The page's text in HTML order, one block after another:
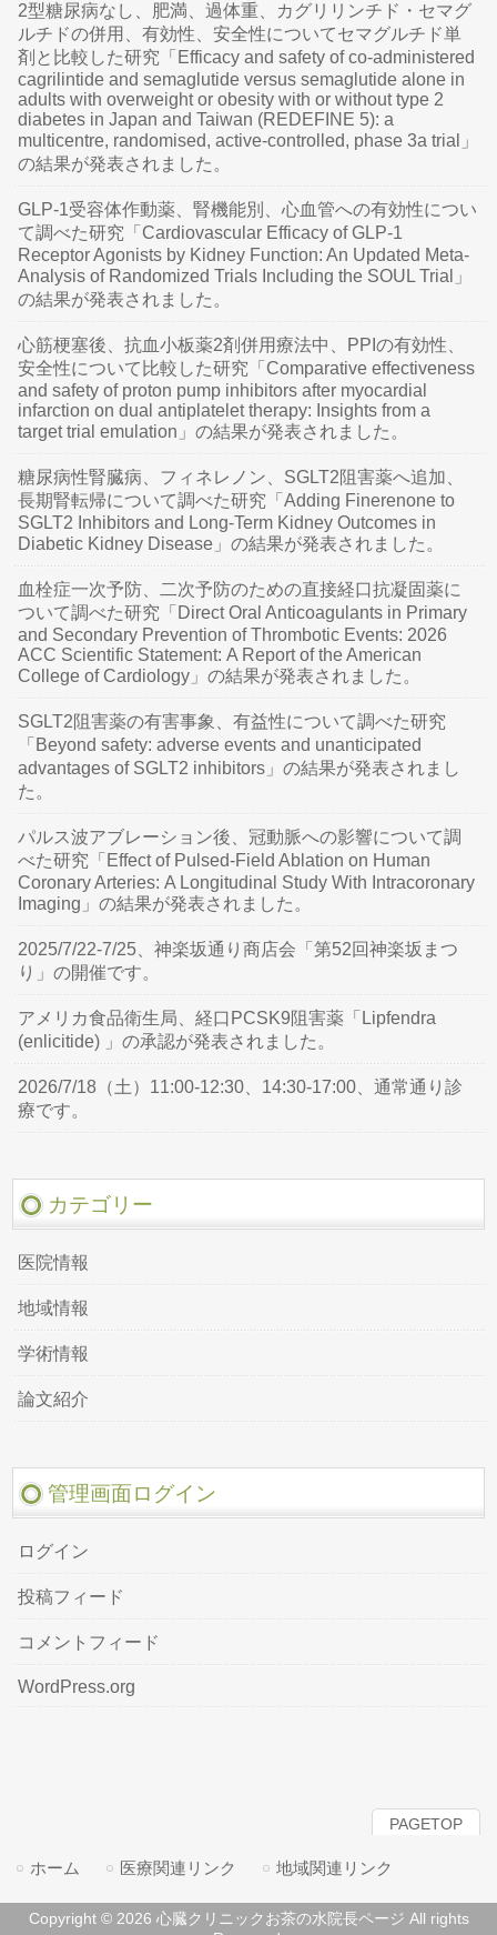
2型糖尿病なし、肥満、過体重、カグリリンチド・セマグ
ルチドの併用、有効性、安全性についてセマグルチド単
剤と比較した研究「Efficacy and safety of co-administered
cagrilintide and semaglutide versus semaglutide alone in
adults with overweight or obesity with or without type 2
diabetes in Japan and Taiwan (REDEFINE 5): a
multicentre, randomised, active-controlled, phase 3a trial」
の結果が発表されました。
GLP-1受容体作動薬、腎機能別、心血管への有効性につい
て調べた研究「Cardiovascular Efficacy of GLP-1
Receptor Agonists by Kidney Function: An Updated Meta-
Analysis of Randomized Trials Including the SOUL Trial」
の結果が発表されました。
心筋梗塞後、抗血小板薬2剤併用療法中、PPIの有効性、
安全性について比較した研究「Comparative effectiveness
and safety of proton pump inhibitors after myocardial
infarction on dual antiplatelet therapy: Insights from a
target trial emulation」の結果が発表されました。
糖尿病性腎臓病、フィネレノン、SGLT2阻害薬へ追加、
長期腎転帰について調べた研究「Adding Finerenone to
SGLT2 Inhibitors and Long-Term Kidney Outcomes in
Diabetic Kidney Disease」の結果が発表されました。
血栓症一次予防、二次予防のための直接経口抗凝固薬に
ついて調べた研究「Direct Oral Anticoagulants in Primary
and Secondary Prevention of Thrombotic Events: 2026
ACC Scientific Statement: A Report of the American
College of Cardiology」の結果が発表されました。
SGLT2阻害薬の有害事象、有益性について調べた研究
「Beyond safety: adverse events and unanticipated
advantages of SGLT2 inhibitors」の結果が発表されまし
た。
パルス波アブレーション後、冠動脈への影響について調
べた研究「Effect of Pulsed-Field Ablation on Human
Coronary Arteries: A Longitudinal Study With Intracoronary
Imaging」の結果が発表されました。
2025/7/22-7/25、神楽坂通り商店会「第52回神楽坂まつ
り」の開催です。
アメリカ食品衛生局、経口PCSK9阻害薬「Lipfendra
(enlicitide) 」の承認が発表されました。
2026/7/18（土）11:00-12:30、14:30-17:00、通常通り診
療です。
カテゴリー
医院情報
地域情報
学術情報
論文紹介
管理画面ログイン
ログイン
投稿フィード
コメントフィード
WordPress.org
PAGETOP
ホーム 医療関連リンク 地域関連リンク
Copyright © 2026 心臓クリニックお茶の水院長ページ All rights